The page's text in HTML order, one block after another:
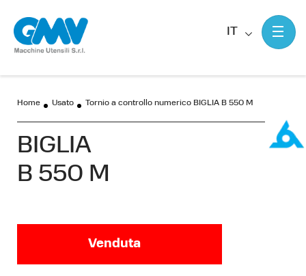
IT
Home Usato Tornio a controllo numerico BIGLIA B 550 M
BIGLIA
B 550 M
Venduta